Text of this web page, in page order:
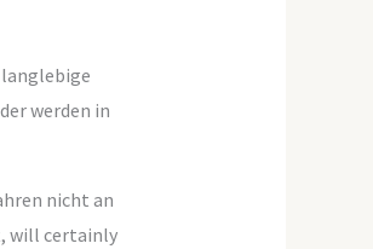
werden in
nicht an
will certainly